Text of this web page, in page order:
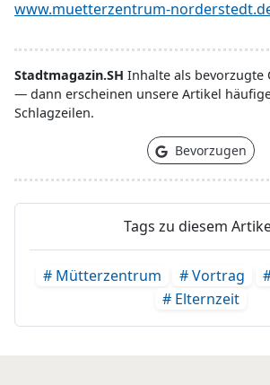
www.muetterzentrum-
Stadtmagazin.SH Inhalte als bevorzugte
— dann erscheinen unsere Artikel
Schlagzeilen.
Bevorzugen
Tags zu diesem
# Mütterzentrum # Vortrag
# Elternzeit